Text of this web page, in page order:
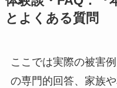
とよくある質問
ここでは実際の被害
の専門的回答、家族